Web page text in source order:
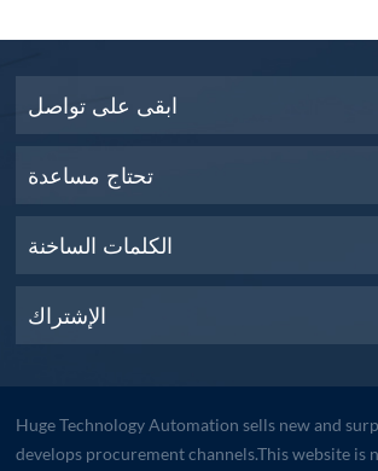
ابقى على تواصل
تحتاج مساعدة
الكلمات الساخنة
الإشتراك
Huge Technology Automation sells new and
develops procurement channels.This website is